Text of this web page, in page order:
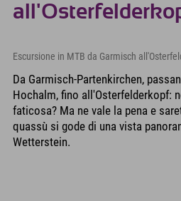
Escursione in MTB da Garmisch
Da Garmisch-Partenkirchen,
Hochalm, fino all'Osterfelderkopf:
faticosa? Ma ne vale la pena e
quassù si gode di una vista
Wetterstein.